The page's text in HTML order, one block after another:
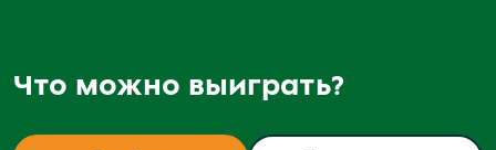
Что можно выиграть?